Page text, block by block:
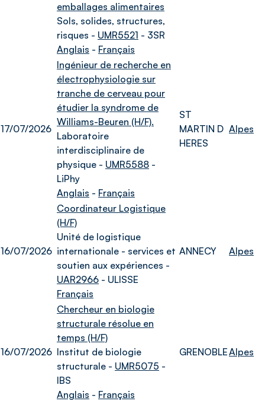
emballages alimentaires
Sols, solides, structures,
risques - UMR5521 - 3SR
Anglais - Français
17/07/2026
Ingénieur de recherche en
électrophysiologie sur
tranche de cerveau pour
étudier la syndrome de
Williams-Beuren (H/F).
Laboratoire
interdisciplinaire de
physique - UMR5588 -
LiPhy
Anglais - Français
ST
MARTIN D
HERES
Alpes
16/07/2026
Coordinateur Logistique
(H/F)
Unité de logistique
internationale - services et
soutien aux expériences -
UAR2966 - ULISSE
Français
ANNECY Alpes
16/07/2026
Chercheur en biologie
structurale résolue en
temps (H/F)
Institut de biologie
structurale - UMR5075 -
IBS
Anglais - Français
GRENOBLEAlpes